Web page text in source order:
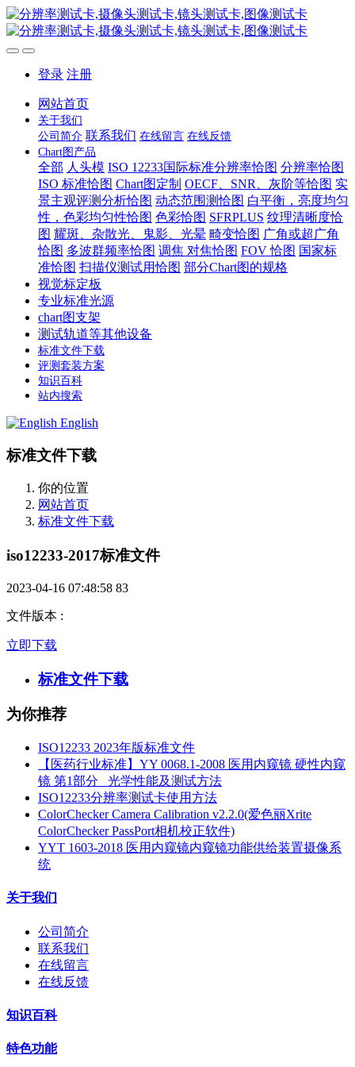
登录 注册
网站首页
关于我们
公司简介 联系我们 在线留言 在线反馈
Chart图产品
全部 人头模 ISO 12233国际标准分辨率恰图 分辨率恰图
ISO 标准恰图 Chart图定制 OECF、SNR、灰阶等恰图 实
景主观评测分析恰图 动态范围测恰图 白平衡，亮度均匀
性，色彩均匀性恰图 色彩恰图 SFRPLUS 纹理清晰度恰
图 耀斑、杂散光、鬼影、光晕 畸变恰图 广角或超广角
恰图 多波群频率恰图 调焦 对焦恰图 FOV 恰图 国家标
准恰图 扫描仪测试用恰图 部分Chart图的规格
视觉标定板
专业标准光源
chart图支架
测试轨道等其他设备
标准文件下载
评测套装方案
知识百科
站内搜索
English
标准文件下载
你的位置
网站首页
标准文件下载
iso12233-2017标准文件
2023-04-16 07:48:58 83
文件版本 :
立即下载
标准文件下载
为你推荐
ISO12233 2023年版标准文件
【医药行业标准】YY 0068.1-2008 医用内窥镜 硬性内窥
镜 第1部分_ 光学性能及测试方法
ISO12233分辨率测试卡使用方法
ColorChecker Camera Calibration v2.2.0(爱色丽Xrite
ColorChecker PassPort相机校正软件)
YYT 1603-2018 医用内窥镜内窥镜功能供给装置摄像系
统
关于我们
公司简介
联系我们
在线留言
在线反馈
知识百科
特色功能